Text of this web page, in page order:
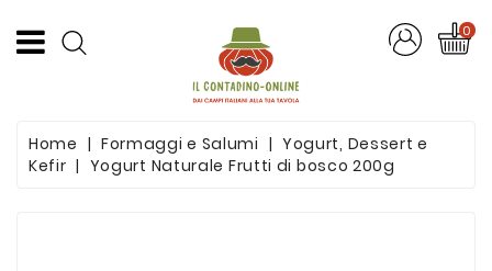
Frutta
0
Home Formaggi e Salumi
Yogurt, Dessert e
Kefir
Yogurt Naturale Frutti di bosco 200g